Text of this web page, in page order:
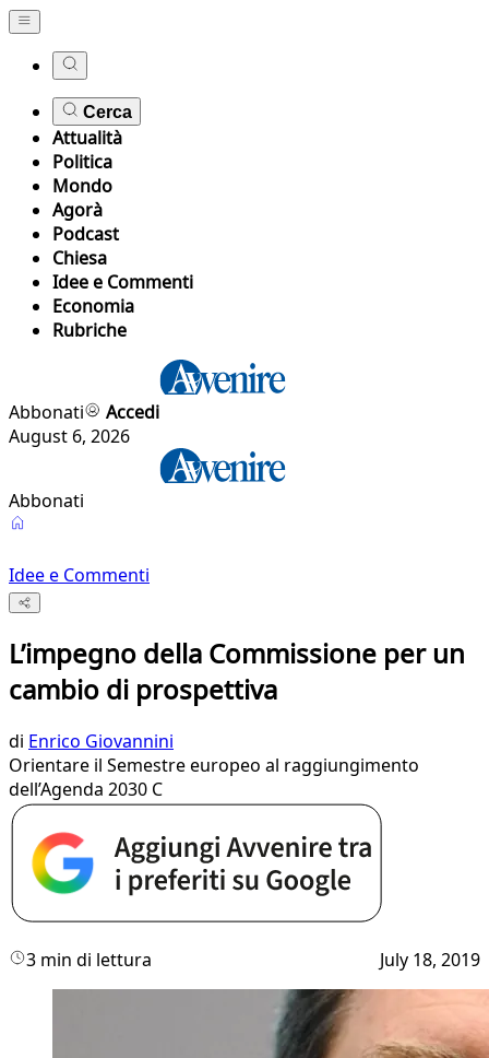
Cerca
Attualità
Politica
Mondo
Agorà
Podcast
Chiesa
Idee e Commenti
Economia
Rubriche
Abbonati
Accedi
August 6, 2026
Abbonati
Idee e Commenti
L’impegno della Commissione per un
cambio di prospettiva
di Enrico Giovannini
Orientare il Semestre europeo al raggiungimento
dell’Agenda 2030 C
3 min di lettura July 18, 2019